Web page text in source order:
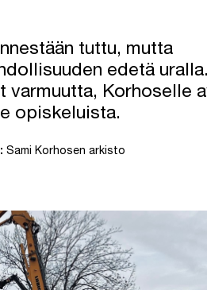
tuttu, mutta
edetä
Korhoselle
opiskeluista.
Sami Korhosen arkisto